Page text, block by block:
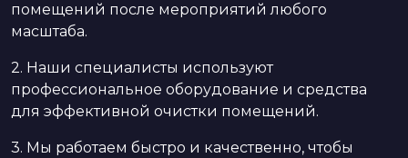
помещений после мероприятий любого
масштаба.
2. Наши специалисты используют
профессиональное оборудование и средства
для эффективной очистки помещений.
3. Мы работаем быстро и качественно, чтобы